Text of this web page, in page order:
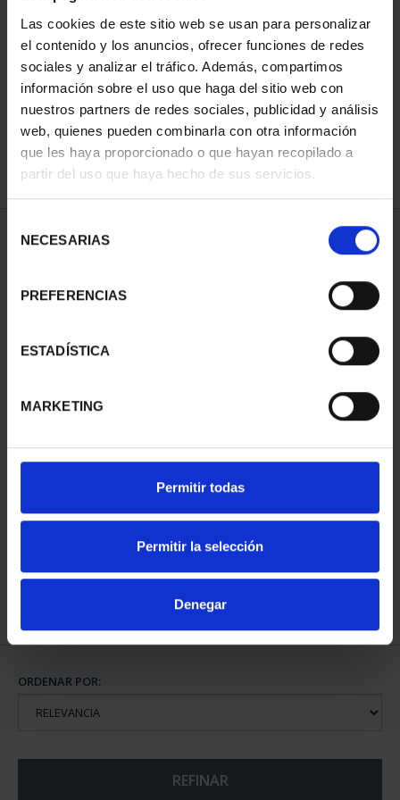
Las cookies de este sitio web se usan para personalizar
el contenido y los anuncios, ofrecer funciones de redes
sociales y analizar el tráfico. Además, compartimos
información sobre el uso que haga del sitio web con
nuestros partners de redes sociales, publicidad y análisis
web, quienes pueden combinarla con otra información
que les haya proporcionado o que hayan recopilado a
partir del uso que haya hecho de sus servicios.
NECESARIAS
PREFERENCIAS
ESTADÍSTICA
MARKETING
Permitir todas
Permitir la selección
Denegar
ORDENAR POR:
REFINAR
1 Productos encontrados
PROVINCIA COLECCION
COMPLET...
ORDENAR POR:
REFINAR